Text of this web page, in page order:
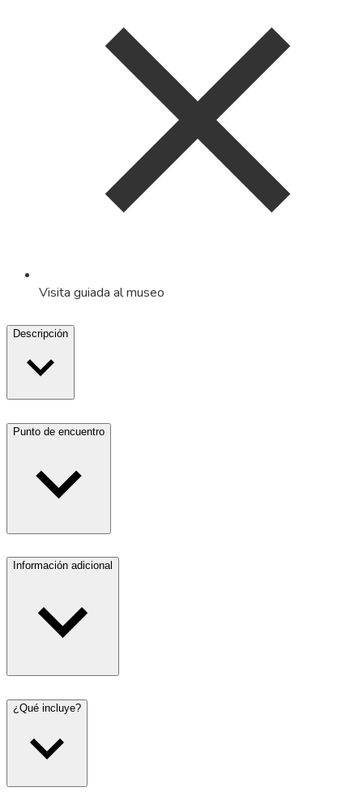
Visita guiada al museo
Descripción
Punto de encuentro
Información adicional
¿Qué incluye?